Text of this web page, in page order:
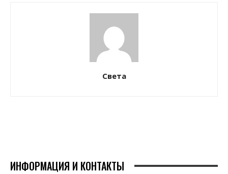
Света
ИНФОРМАЦИЯ И КОНТАКТЫ